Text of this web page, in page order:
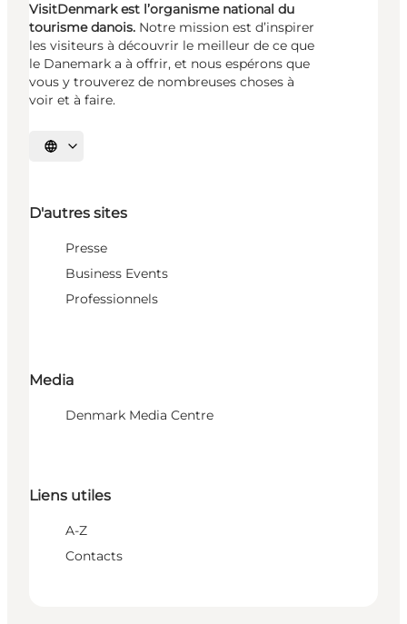
VisitDenmark est l’organisme national du
tourisme danois. Notre mission est d’inspirer
les visiteurs à découvrir le meilleur de ce que
le Danemark a à offrir, et nous espérons que
vous y trouverez de nombreuses choses à
voir et à faire.
Choisissez la langue
D'autres sites
Presse
Business Events
Professionnels
Media
Denmark Media Centre
Liens utiles
A-Z
Contacts